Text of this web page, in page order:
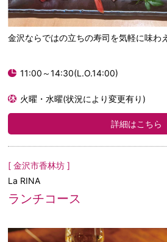
金沢ならではの立ちの寿司を気軽に味わ
11:00～14:30(L.O.14:00)
火曜・水曜(状況により変更有り)
詳細はこちら
[ 金沢市香林坊 ]
La RINA
ランチコース